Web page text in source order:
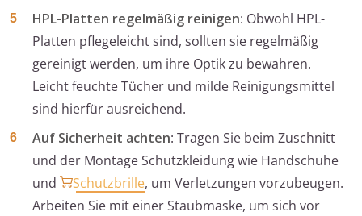
HPL-Platten regelmäßig reinigen: Obwohl HPL-
Platten pflegeleicht sind, sollten sie regelmäßig
gereinigt werden, um ihre Optik zu bewahren.
Leicht feuchte Tücher und milde Reinigungsmittel
sind hierfür ausreichend.
Auf Sicherheit achten: Tragen Sie beim Zuschnitt
und der Montage Schutzkleidung wie Handschuhe
und
Schutzbrille, um Verletzungen vorzubeugen.
Arbeiten Sie mit einer Staubmaske, um sich vor